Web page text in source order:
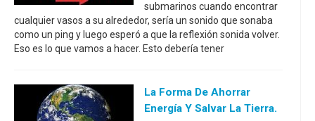
submarinos cuando encontrar
cualquier vasos a su alrededor, sería un sonido que sonaba
como un ping y luego esperó a que la reflexión sonida volver.
Eso es lo que vamos a hacer. Esto debería tener
La Forma De Ahorrar
Energía Y Salvar La Tierra.